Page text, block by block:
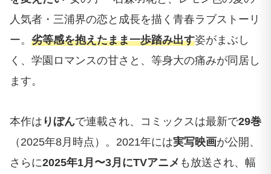
人気者・三浦界の恋と成長を描く青春ラブストーリ
ー。 劣等感を抱えたまま一歩踏み出す姿がまぶし
く、学園ロマンスの甘さと、等身大の痛みが同居し
ます。
本作は りぼんで連載され、コミックスは最新で29巻
（2025年8月時点）。2021年には実写映画が公開、
さらに2025年1月〜3月にTVアニメ も放送され、幅